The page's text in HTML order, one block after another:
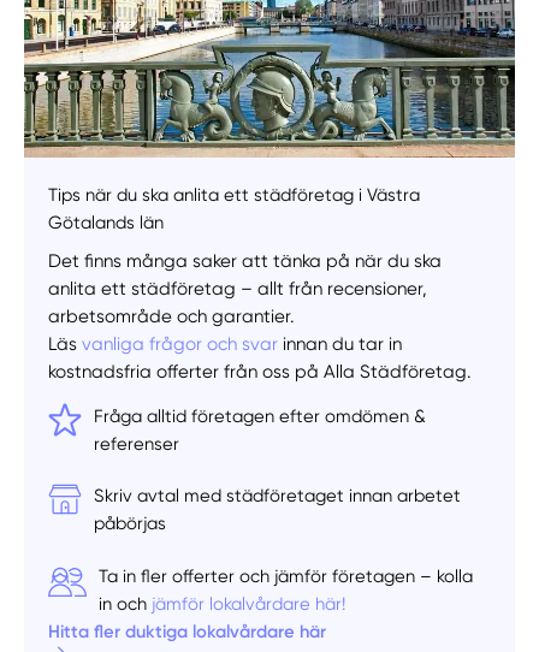
Manuellt Få hjälp
Välj tillvägagångssätt
Tips när du ska anlita ett städföretag i Västra
Götalands län
Det finns många saker att tänka på när du ska
anlita ett städföretag – allt från recensioner,
arbetsområde och garantier.
Läsvanliga frågor och svar innan du tar in
kostnadsfria offerter från oss på Alla Städföretag.
Fråga alltid företagen efter omdömen &
referenser
Skriv avtal med städföretaget innan arbetet
påbörjas
Ta in fler offerter och jämför företagen – kolla
in och jämför lokalvårdare här!
Hitta fler duktiga lokalvårdare här